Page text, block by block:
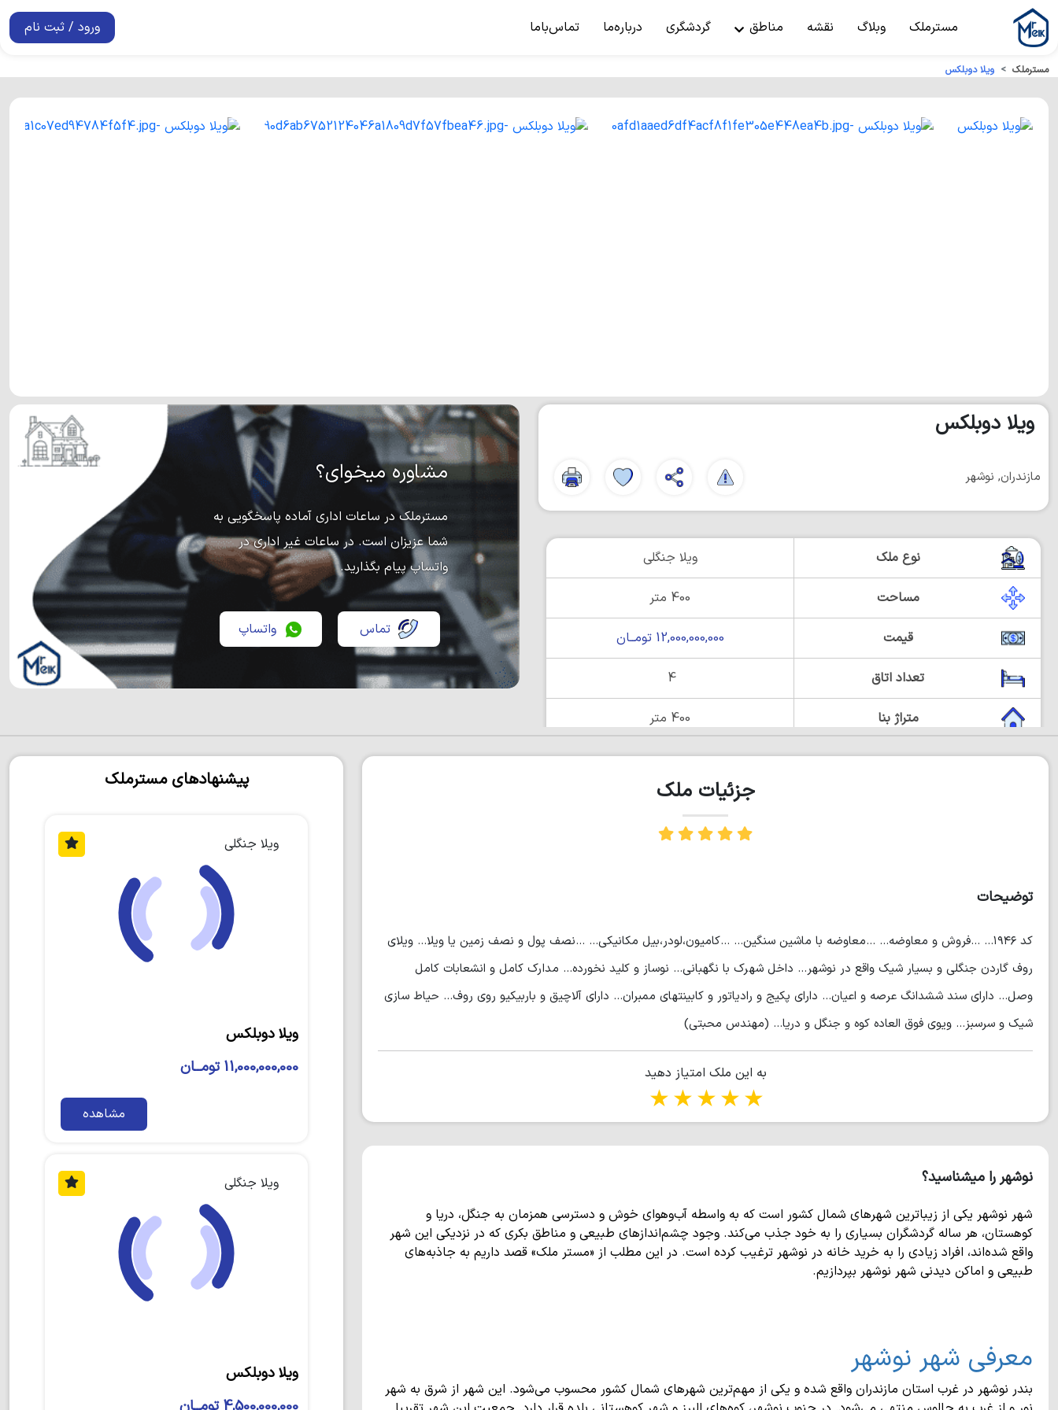
مسترملک وبلاگ نقشه مناطق گردشگری درباره‌ما تماس‌باما ورود / ثبت نام
مسترملک ویلا دوبلکس
ویلا دوبلکس
مازندران, نوشهر
نوع ملک ویلا جنگلی
مساحت 400 متر
قیمت 12,000,000,000 تومــان
تعداد اتاق 4
متراژ بنا 400 متر
دوبلکس
مشاوره میخوای؟
مسترملک در ساعات اداری آماده پاسخگویی به
شما عزیزان است. در ساعات غیر اداری در
واتساپ پیام بگذارید.
تماس واتساپ
جزئیات ملک
توضیحات
کد ۱۹۴۶... ...فروش و معاوضه... ...معاوضه با ماشین سنگین... ...کامیون،لودر،بیل مکانیکی... ...نصف پول و نصف زمین یا ویلا... ویلای
روف گاردن جنگلی و بسیار شیک واقع در نوشهر... داخل شهرک با نگهبانی... نوساز و کلید نخورده... مدارک کامل و انشعابات کامل
وصل... دارای سند ششدانگ عرصه و اعیان... دارای پکیج و رادیاتور و کابینتهای ممبران... دارای آلاچیق و باربیکیو روی روف... حیاط سازی
شیک و سرسبز... ویوی فوق العاده کوه و جنگل و دریا... (مهندس محبتی)
به این ملک امتیاز دهید
5 stars
4 stars
3 stars
2 stars
نوشهر را میشناسید؟
شهر نوشهر یکی از زیباترین شهرهای شمال کشور است که به واسطه آب‌وهوای خوش و دسترسی همزمان به جنگل، دریا و
کوهستان، هر ساله گردشگران بسیاری را به خود جذب می‌کند. وجود چشم‌اندازهای طبیعی و مناطق بکری که در نزدیکی این شهر
واقع شده‌اند، افراد زیادی را به خرید خانه در نوشهر ترغیب کرده است. در این مطلب از «مستر ملک» قصد داریم به جاذبه‌های
طبیعی و اماکن دیدنی شهر نوشهر بپردازیم.
معرفی شهر نوشهر
بندر نوشهر در غرب استان مازندران واقع شده و یکی از مهم‌ترین شهرهای شمال کشور محسوب می‌شود. این شهر از شرق به شهر
پیشنهادهای مسترملک
ویلا جنگلی
ویلا دوبلکس
11,000,000,000 تومــان
مشاهده
ویلا جنگلی
ویلا دوبلکس